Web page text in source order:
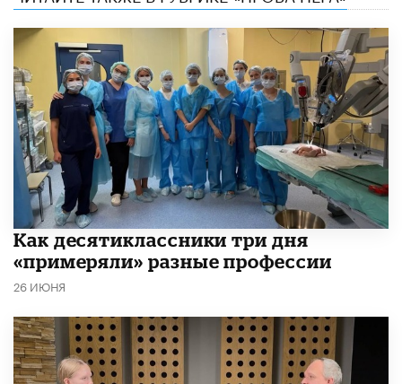
Как десятиклассники три дня
«примеряли» разные профессии
26 ИЮНЯ